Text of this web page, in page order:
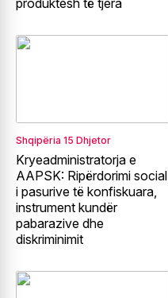
Shqipëria 15 Dhjetor
Kryeadministratorja e
AAPSK: Ripërdorimi social
i pasurive të konfiskuara,
instrument kundër
pabarazive dhe
diskriminimit